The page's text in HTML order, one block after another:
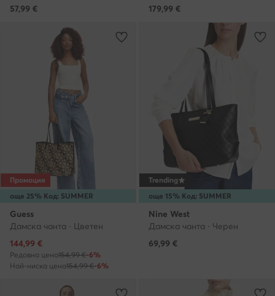
57,99 € 179,99 €
още 25% Код: SUMMER
Промоция
Guess
Дамска чанта · Цветен
Актуална цена
144,99 €
Редовна цена154,99 €-6%
Най-ниска цена154,99 €-6%
още 15% Код: SUMMER
Trending
Nine West
Дамска чанта · Черен
69,99 €